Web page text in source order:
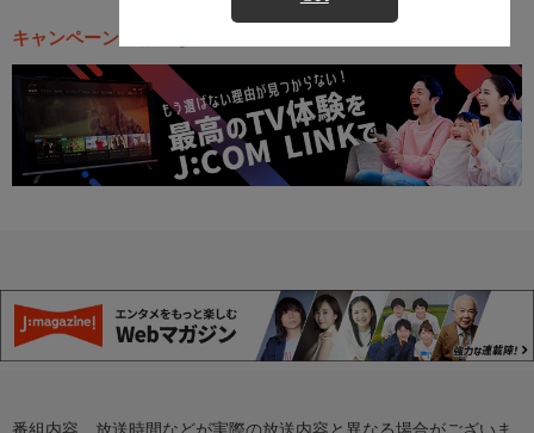
キャンペーン・お得な情報